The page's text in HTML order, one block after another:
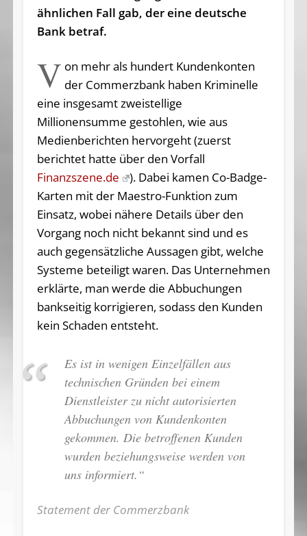
ähnlichen Fall gab, der eine deutsche
Bank betraf.
V on mehr als hundert Kundenkonten
der Commerzbank haben Kriminelle
eine insgesamt zweistellige
Millionensumme gestohlen, wie aus
Medienberichten hervorgeht (zuerst
berichtet hatte über den Vorfall
Finanzszene.de
). Dabei kamen Co-Badge-
Karten mit der Maestro-Funktion zum
Einsatz, wobei nähere Details über den
Vorgang noch nicht bekannt sind und es
auch gegensätzliche Aussagen gibt, welche
Systeme beteiligt waren. Das Unternehmen
erklärte, man werde die Abbuchungen
bankseitig korrigieren, sodass den Kunden
kein Schaden entsteht.
Es ist in wenigen Einzelfällen aus
technischen Gründen bei einem
Dienstleister zu nicht autorisierten
Abbuchungen von Kundenkonten
gekommen. Die betroffenen Kunden
wurden beziehungsweise werden von
uns informiert.“
Statement der Commerzbank